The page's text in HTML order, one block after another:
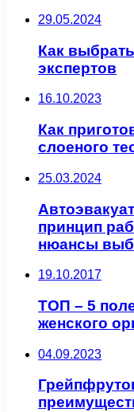
29.05.2024
Как
экспертов
16.10.2023
Как
слоеного
25.03.2024
принцип
нюансы
19.10.2017
ТОП – 5
женского
04.09.2023